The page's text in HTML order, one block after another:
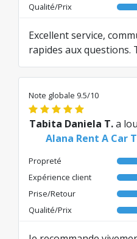
Qualité/Prix
Excellent service,
rapides aux questions.
Note globale 9.5/10
Tabita Daniela T.a
Alana Rent A Car
Propreté
Expérience client
Prise/Retour
Qualité/Prix